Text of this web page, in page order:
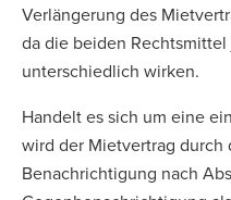
Verlängerung des
da die beiden
unterschiedlich wirken.
Handelt es sich um eine
wird der Mietvertrag
Benachrichtigung nach